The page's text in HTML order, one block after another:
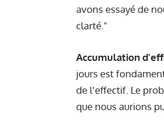
avons essayé de
clarté."
Accumulation
jours est
de l'effectif. Le
que nous aurions